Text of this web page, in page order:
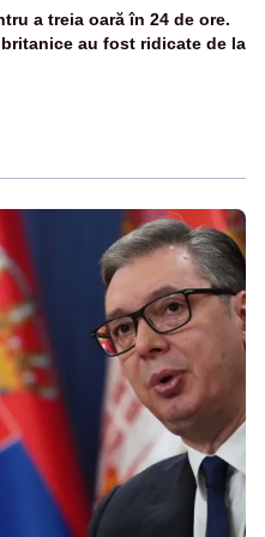
a treia oară în 24 de ore.
au fost ridicate de la